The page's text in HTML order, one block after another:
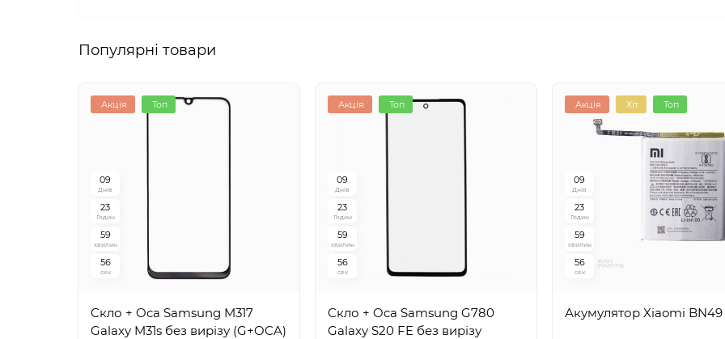
Популярні товари
Акція Топ
09
Днів
23
Годин
59
хвилин
55
сек
Cкло + Oca Samsung M317
Galaxy M31s без вирізу (G+OCA)
Акція Топ
09
Днів
23
Годин
59
хвилин
55
сек
Cкло + Oca Samsung G780
Galaxy S20 FE без вирізу
Акція Хіт Топ
09
Днів
23
Годин
59
хвилин
55
сек
Акумулятор Xiaomi BN49